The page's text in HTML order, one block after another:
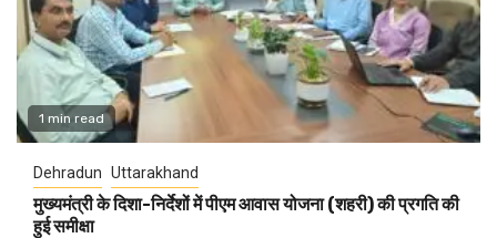
1 min read
Dehradun Uttarakhand
मुख्यमंत्री के दिशा-निर्देशों में पीएम आवास योजना (शहरी) की प्रगति की
हुई समीक्षा